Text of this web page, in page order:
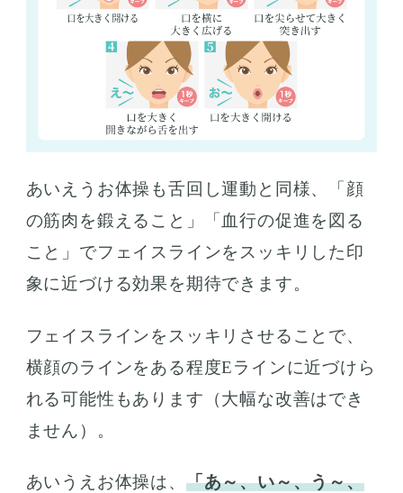
あいえうお体操も舌回し運動と同様、「顔
の筋肉を鍛えること」「血行の促進を図る
こと」でフェイスラインをスッキリした印
象に近づける効果を期待できます。
フェイスラインをスッキリさせることで、
横顔のラインをある程度Eラインに近づけら
れる可能性もあります（大幅な改善はでき
ません）。
あいうえお体操は、 「あ～、い～、う～、